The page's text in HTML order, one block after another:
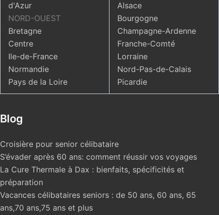
d'Azur
NORD-OUEST
Bretagne
Centre
Ile-de-France
Normandie
Pays de la Loire
Alsace
Bourgogne
Champagne-Ardenne
Franche-Comté
Lorraine
Nord-Pas-de-Calais
Picardie
Blog
Croisière pour senior célibataire
S’évader après 60 ans: comment réussir vos voyages
La Cure Thermale à Dax : bienfaits, spécificités et
préparation
Vacances célibataires seniors : de 50 ans, 60 ans, 65
ans,70 ans,75 ans et plus